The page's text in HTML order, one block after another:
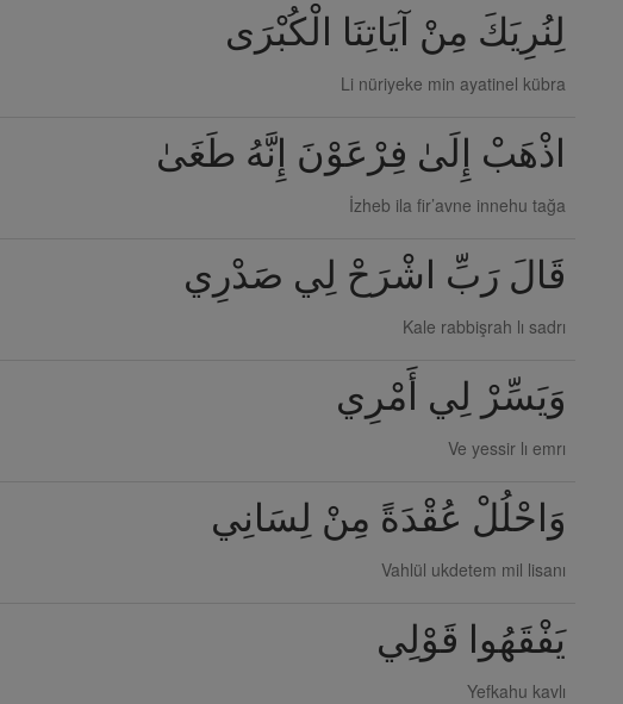
لِنُرِيَكَ مِنْ آيَاتِنَا الْكُبْرَى
Li nüriyeke min ayatinel kübra
اذْهَبْ إِلَىٰ فِرْعَوْنَ إِنَّهُ طَغَىٰ
İzheb ila fir’avne innehu tağa
قَالَ رَبِّ اشْرَحْ لِي صَدْرِي
Kale rabbişrah lı sadrı
وَيَسِّرْ لِي أَمْرِي
Ve yessir lı emrı
وَاحْلُلْ عُقْدَةً مِنْ لِسَانِي
Vahlül ukdetem mil lisanı
يَفْقَهُوا قَوْلِي
Yefkahu kavlı